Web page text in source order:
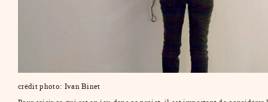
crédit photo: Ivan Binet